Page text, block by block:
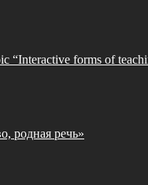
“Interactive forms of
родная речь»